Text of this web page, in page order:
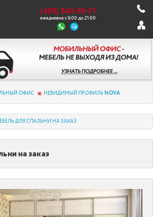
(495) 540-59-71
ежедневно с 9:00 до 21:00
ОФИС НЕВИДИМЫЙ ПРОФИЛЬ NOVA
ДЛЯ СПАЛЬНИ НА ЗАКАЗ
на заказ